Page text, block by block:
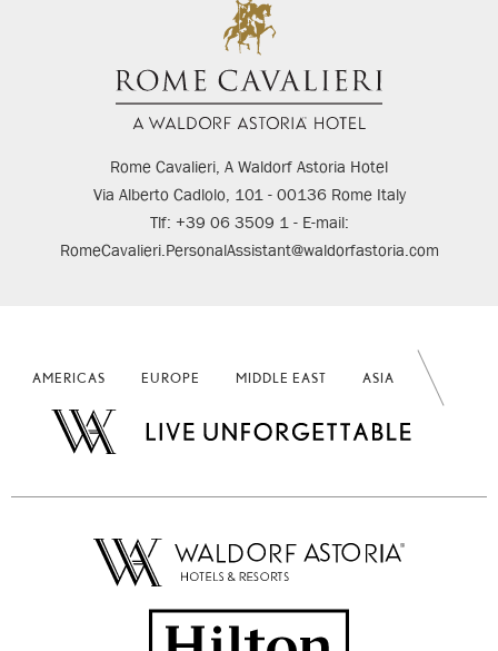
Rome Cavalieri, A Waldorf Astoria Hotel
Via Alberto Cadlolo, 101 - 00136 Rome Italy
Tlf: +39 06 3509 1 - E-mail:
RomeCavalieri.PersonalAssistant@waldorfastoria.com
AMERICAS EUROPE MIDDLE EAST ASIA